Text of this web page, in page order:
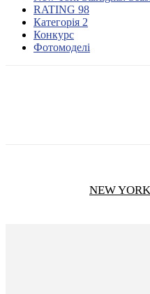
RATING 98
Категорія 2
Конкурс
Фотомоделі
NEW